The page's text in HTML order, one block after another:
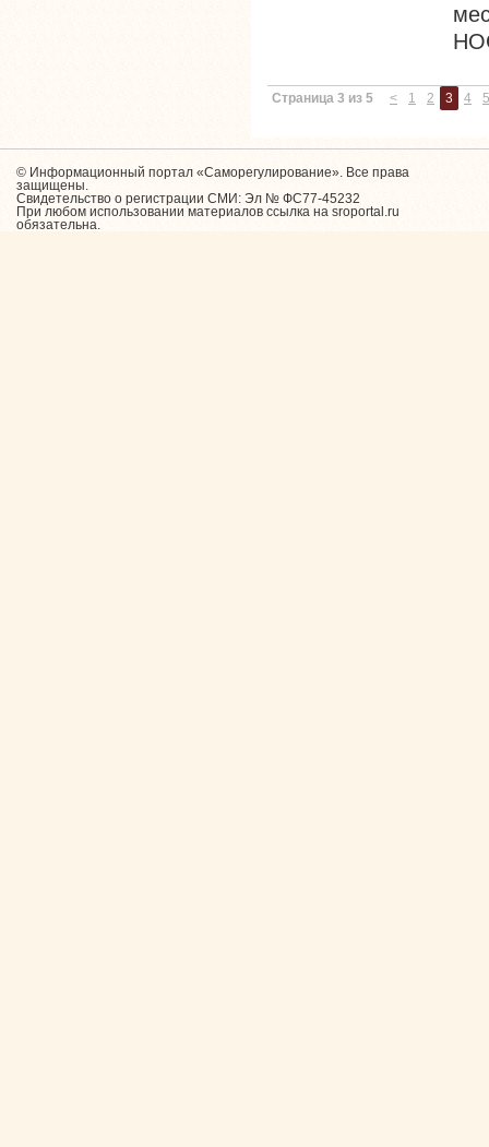
Страница 3 из 5 < 1 2 3 4 5
© Информационный портал «Саморегулирование». Все права
защищены.
Свидетельство о регистрации СМИ: Эл № ФС77-45232
При любом использовании материалов ссылка на sroportal.ru
обязательна.